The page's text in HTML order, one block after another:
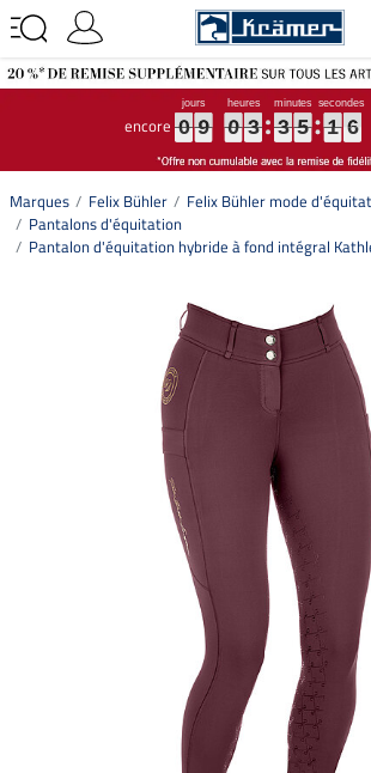
encore 0
0
0
0 9
9
9
9 0
0
0
0 3
3
3
3 3
3
3
3 5
5
5
5 1
1
1
1 5
5
5
5
Marques Felix Bühler
Felix Bühler mode
Pantalons d'équitation
Pantalon d'équitation hybride à fond intégral